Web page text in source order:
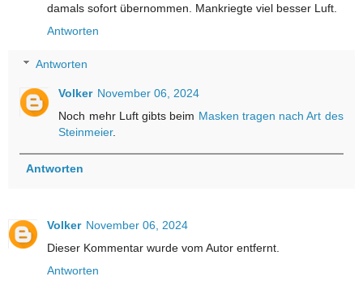
damals sofort übernommen. Mankriegte viel besser Luft.
Antworten
Antworten
Volker November 06, 2024
Noch mehr Luft gibts beim Masken tragen nach Art des
Steinmeier.
Antworten
Volker November 06, 2024
Dieser Kommentar wurde vom Autor entfernt.
Antworten